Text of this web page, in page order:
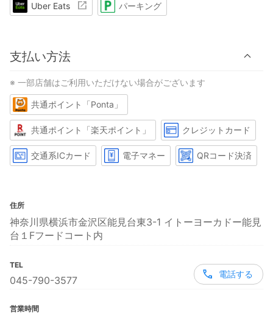
Uber Eats パーキング
支払い方法
※ 一部店舗はご利用いただけない場合がございます
共通ポイント「Ponta」
共通ポイント「楽天ポイント」 クレジットカード
交通系ICカード 電子マネー QRコード決済
住所
神奈川県横浜市金沢区能見台東3-1 イトーヨーカドー能見
台１Fフードコート内
TEL
045-790-3577
電話する
営業時間